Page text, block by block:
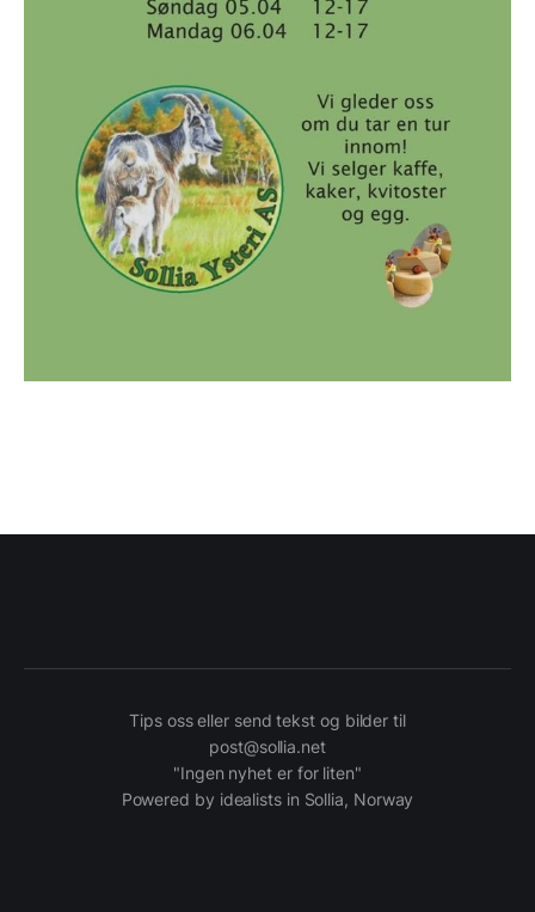
Tips oss eller send tekst og bilder til
post@sollia.net
"Ingen nyhet er for liten"
Powered by idealists in Sollia, Norway